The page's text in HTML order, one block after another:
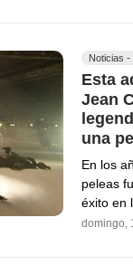
Noticias -
Esta
Jean
una
En los
peleas
éxito en
domingo,